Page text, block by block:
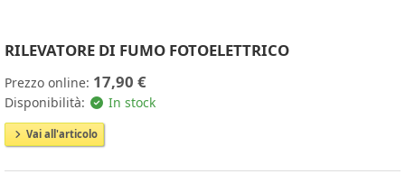
RILEVATORE DI FUMO FOTOELETTRICO
Prezzo online: 17,90 €
Disponibilità: In stock
Vai all'articolo